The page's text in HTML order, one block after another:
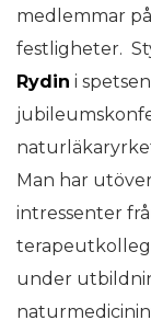
medlemmar
festligheter.
Rydin i
Man har
intressenter
under